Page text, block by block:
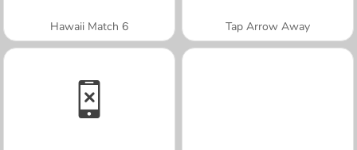
Hawaii Match 6 Tap Arrow Away